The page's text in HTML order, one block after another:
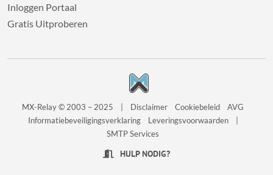
Inloggen Portaal
Gratis Uitproberen
MX-Relay © 2003 – 2025 Disclaimer Cookiebeleid
AVG
Informatiebeveiligingsverklaring
Leveringsvoorwaarden
SMTP Services
HULP NODIG?